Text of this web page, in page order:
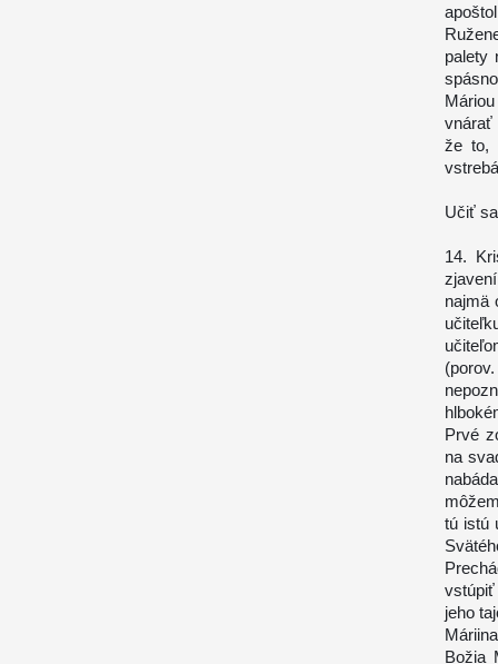
palety
vnárať
že to,
Učiť
14.
najmä
Prvé
na
tú istú
jeho
Božia